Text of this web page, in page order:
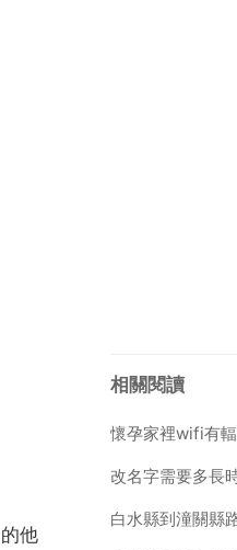
他
相關閱讀
懷孕家裡wifi有
改名字需要多長